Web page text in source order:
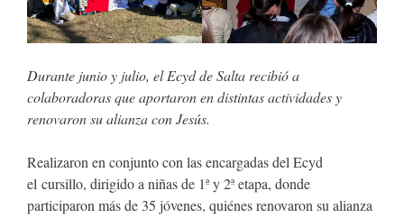
Durante junio y julio, el Ecyd de Salta recibió a
colaboradoras que aportaron en distintas actividades y
renovaron su alianza con Jesús.
Realizaron en conjunto con las encargadas del Ecyd
el cursillo, dirigido a niñas de 1ª y 2ª etapa, donde
participaron más de 35 jóvenes, quiénes renovaron su alianza